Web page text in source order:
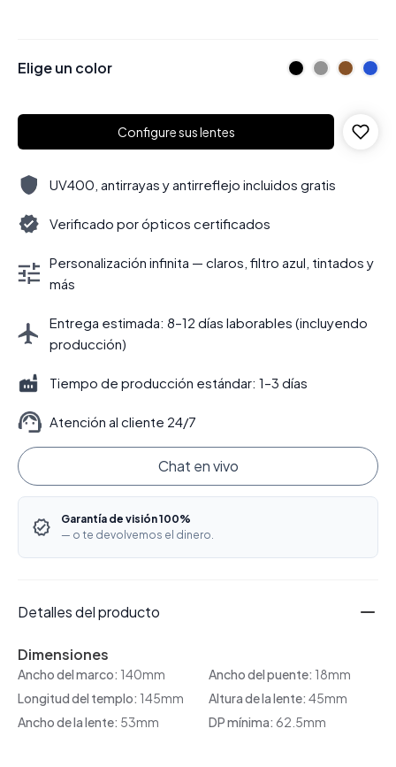
Elige un color
Configure sus lentes
UV400, antirrayas y antirreflejo incluidos gratis
Verificado por ópticos certificados
Personalización infinita — claros, filtro azul, tintados y
más
Entrega estimada: 8–12 días laborables (incluyendo
producción)
Tiempo de producción estándar: 1–3 días
Atención al cliente 24/7
Chat en vivo
Garantía de visión 100%
— o te devolvemos el dinero.
Detalles del producto
Dimensiones
Ancho del marco: 140mm Ancho del puente: 18mm
Longitud del templo: 145mm Altura de la lente: 45mm
Ancho de la lente: 53mm DP mínima: 62.5mm